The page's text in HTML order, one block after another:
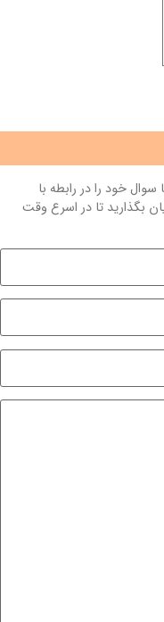
خود را در رابطه با
بگذارید تا در اسرع وقت